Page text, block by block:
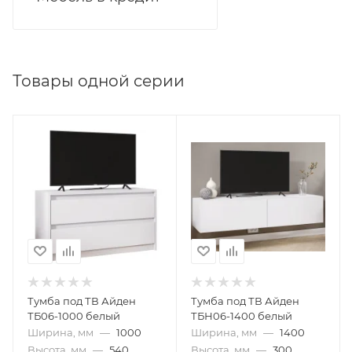
долгого времени.
Товары одной серии
Тумба под ТВ Айден
ТБ06-1000 белый
Ширина, мм — 1000
Тумба под ТВ Айден
ТБН06-1400 белый
Ширина, мм — 1400